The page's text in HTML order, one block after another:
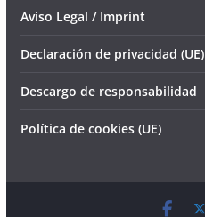
Aviso Legal / Imprint
Declaración de privacidad (UE)
Descargo de responsabilidad
Política de cookies (UE)